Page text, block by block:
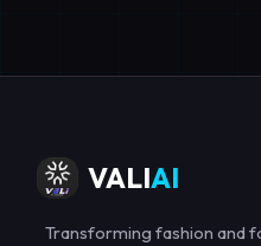
VALIAI
Transforming fashion and